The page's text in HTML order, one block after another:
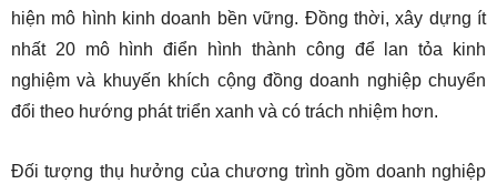
hiện mô hình kinh doanh bền vững. Đồng thời, xây dựng ít
nhất 20 mô hình điển hình thành công để lan tỏa kinh
nghiệm và khuyến khích cộng đồng doanh nghiệp chuyển
đổi theo hướng phát triển xanh và có trách nhiệm hơn.
Đối tượng thụ hưởng của chương trình gồm doanh nghiệp